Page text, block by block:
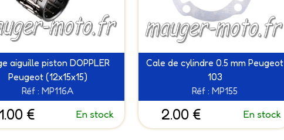
aiguille piston DOPPLER
Peugeot (12x15x15)
Réf : MP116A
€ En stock
Cale de cylindre 0.5 mm Peugeot
103
Réf : MP155
2.00 € En stock